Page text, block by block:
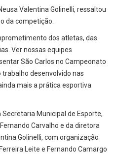
Valentina Golinelli, ressaltou
da competição.
dos atletas, das
Ver nossas equipes
São Carlos no Campeonato
desenvolvido nas
mais a prática esportiva
Municipal de Esporte,
Carvalho e da diretora
Golinelli, com organização
Leite e Fernando Camargo